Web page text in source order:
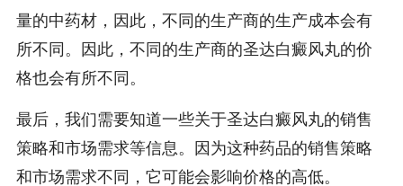
量的中药材，因此，不同的生产商的生产成本会有
所不同。因此，不同的生产商的圣达白癜风丸的价
格也会有所不同。
最后，我们需要知道一些关于圣达白癜风丸的销售
策略和市场需求等信息。因为这种药品的销售策略
和市场需求不同，它可能会影响价格的高低。